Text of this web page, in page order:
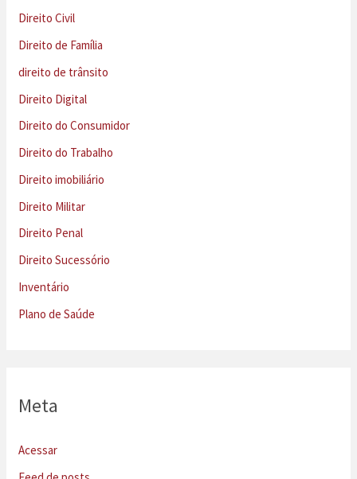
Direito Civil
Direito de Família
direito de trânsito
Direito Digital
Direito do Consumidor
Direito do Trabalho
Direito imobiliário
Direito Militar
Direito Penal
Direito Sucessório
Inventário
Plano de Saúde
Meta
Acessar